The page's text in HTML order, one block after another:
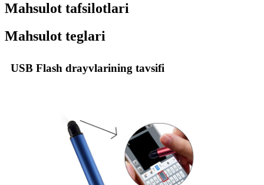
Mahsulot tafsilotlari
Mahsulot teglari
USB Flash drayvlarining tavsifi